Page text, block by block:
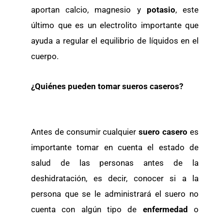
aportan calcio, magnesio y potasio, este
último que es un electrolito importante que
ayuda a regular el equilibrio de líquidos en el
cuerpo.
¿Quiénes pueden tomar sueros caseros?
Antes de consumir cualquiersuero casero es
importante tomar en cuenta el estado de
salud de las personas antes de la
deshidratación, es decir, conocer si a la
persona que se le administrará el suero no
cuenta con algún tipo de enfermedado